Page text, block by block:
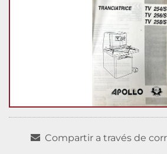
Compartir a través de